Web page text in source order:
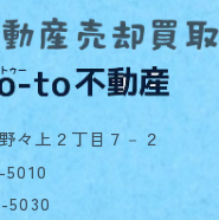
々上２丁目７－２
5030